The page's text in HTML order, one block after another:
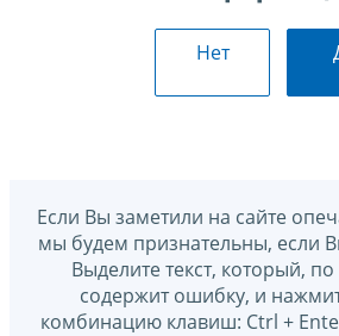
Нет
Если Вы заметили на сайте
мы будем признательны, если
Выделите текст, который,
содержит ошибку, и
комбинацию клавиш: Ctrl +